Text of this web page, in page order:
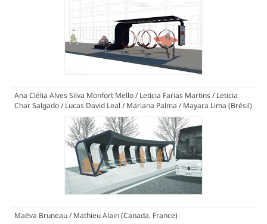
Ana Clélia Alves Silva Monfort Mello / Leticia Farias Martins / Leticia
Char Salgado / Lucas David Leal / Mariana Palma / Mayara Lima (Brésil)
Maëva Bruneau / Mathieu Alain (Canada, France)